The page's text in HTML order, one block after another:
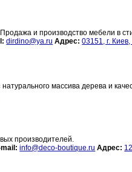
и производство мебели в
dirdino@ya.ru Адрес: 03151, г.
массива дерева и
производителей.
mail: info@deco-boutique.ru Адрес: